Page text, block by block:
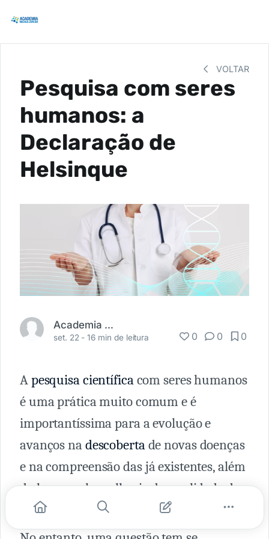
VOLTAR
Pesquisa com seres
humanos: a
Declaração de
Helsinque
Academia Médica
set. 22 -16 min de leitura 0 0 0
Apesquisa científicacom seres humanos
é uma prática muito comum e é
importantíssima para a evolução e
avanços nadescobertade novas doenças
e na compreensão das já existentes, além
da busca pela melhoria da qualidade de
vida das pessoas e cura de doenças.